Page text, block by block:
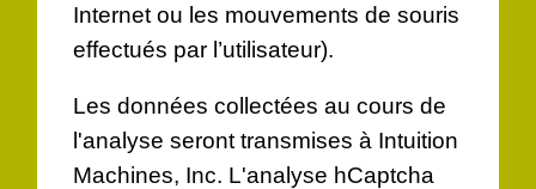
Internet ou les mouvements de souris
effectués par l’utilisateur).
Les données collectées au cours de
l'analyse seront transmises à Intuition
Machines, Inc. L'analyse hCaptcha